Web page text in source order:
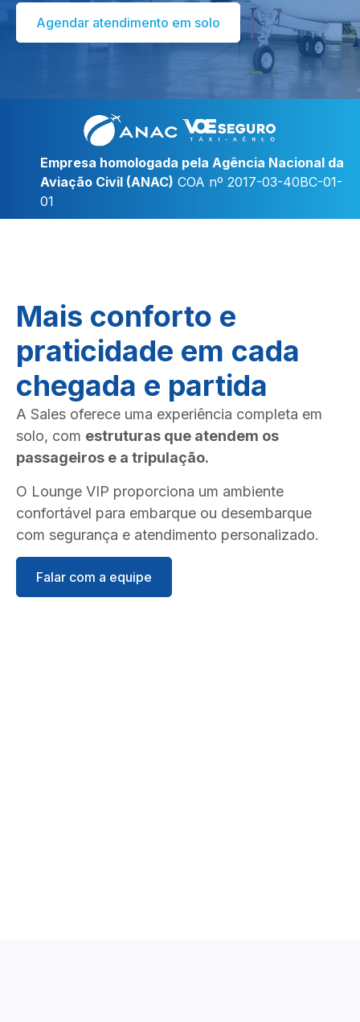
Agendar atendimento em solo
Empresa homologada pela Agência Nacional da
Aviação Civil (ANAC) COA nº 2017-03-40BC-01-
01
Mais conforto e
praticidade em cada
chegada e partida
A Sales oferece uma experiência completa em
solo, com estruturas que atendem os
passageiros e a tripulação.
O Lounge VIP proporciona um ambiente
confortável para embarque ou desembarque
com segurança e atendimento personalizado.
Falar com a equipe